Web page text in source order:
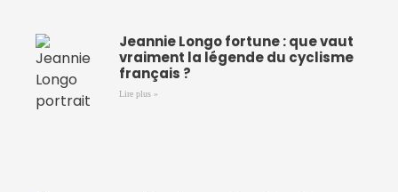
Jeannie Longo fortune : que vaut
vraiment la légende du cyclisme
français ?
Lire plus »